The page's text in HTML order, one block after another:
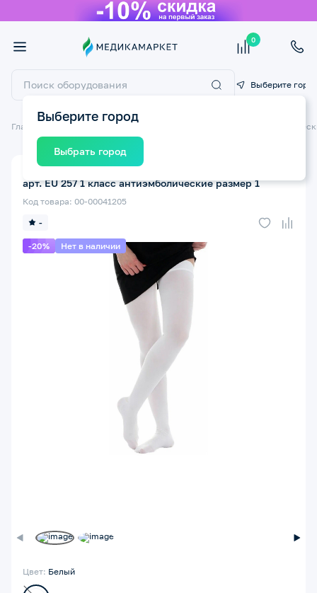
0
Выберите город
Выберите город
Выбрать город
Главная Компрессионный трикотаж Госпитальные
-20% Нет в наличии
-
Код товара: 00-00041205
арт. EU 257 1 класс антиэмболические размер 1
Цвет: Белый